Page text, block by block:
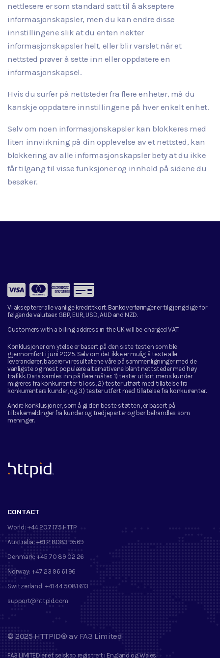
nettlesere er som standard satt til å akseptere
informasjonskapsler, men du kan endre disse
innstillingene slik at du enten nekter
informasjonskapsler helt, eller blir varslet når et
nettsted prøver å sette inn eller oppdatere en
informasjonskapsel.
Hvis du surfer på nettsteder fra flere enheter, må du
kanskje oppdatere innstillingene på hver enkelt enhet.
Selv om noen informasjonskapsler kan blokkeres med
liten innvirkning på din opplevelse av et nettsted, kan
blokkering av alle informasjonskapsler bety at du ikke
får tilgang til visse funksjoner og innhold på sidene du
besøker.
Vi aksepterer alle vanlige kredittkort. Bankoverføringer er tilgjengelige for
følgende valutaer: GBP, EUR, USD, AUD and NZD.
Customers with a billing address in the UK will be charged VAT.
Konklusjoner om ytelse er basert på den siste testen som ble
gjennomført i juni 2025. Selv om det ikke er mulig å teste alle
leverandører, baserer vi resultatene våre på sammenligninger med de
vanligste og mest populære alternativene blant nettsteder med høy
trafikk. Data samles inn på flere måter: 1) tester utført mens kunder
migreres fra konkurrenter til oss, 2) tester utført med tillatelse fra
konkurrenters kunder, og 3) tester utført med tillatelse fra konkurrenter.
Andre konklusjoner, som å gi den beste støtten, er basert på
tilbakemeldinger fra kunder og tredjeparter og bør behandles som
meninger.
™
CONTACT
World: +44 207 175 HTTP
Australia: +61 2 8083 9569
Denmark: +45 70 89 02 26
Norway: +47 23 96 61 96
Switzerland: +41 44 5081 613
support@httpid.com
©2025 HTTPID®av FA3 Limited
FA3 LIMITED er et selskap registrert i England og Wales.